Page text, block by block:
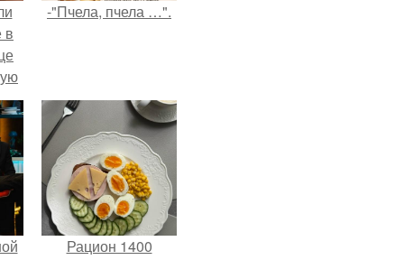
в
-"Пчела, пчела …".
Рацион 1400